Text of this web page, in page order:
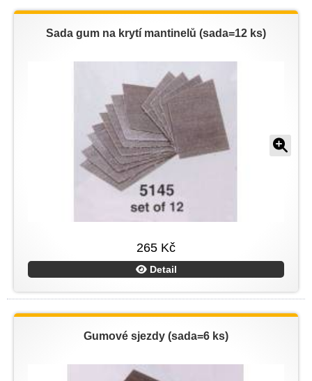
Sada gum na krytí mantinelů (sada=12 ks)
265 Kč
Detail
Gumové sjezdy (sada=6 ks)